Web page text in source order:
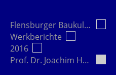
Flensburger Baukultur e.V.
Werkberichte
2016
Prof. Dr. Joachim Heisel und…